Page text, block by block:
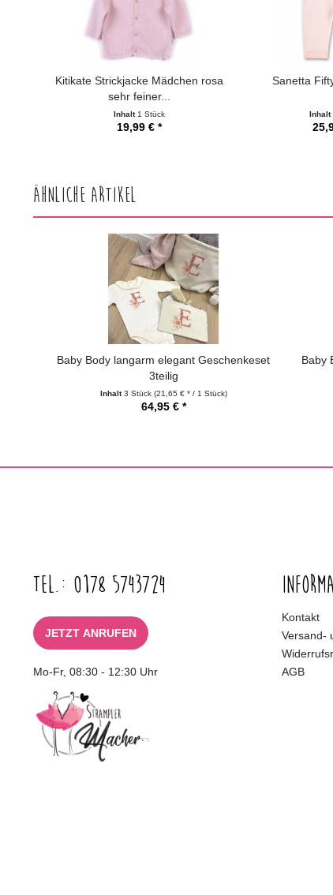
Kitikate Strickjacke Mädchen rosa
sehr feiner...
Inhalt 1 Stück
19,99 € *
Sanetta
Inhalt
Ähnliche Artikel
Baby Body langarm elegant Geschenkeset
3teilig
Inhalt3 Stück (21,65 € * / 1 Stück)
64,95 € *
Baby
Tel.: 0178 5743724
JETZT ANRUFEN
Mo-Fr, 08:30 - 12:30 Uhr
Kontakt
Versand-
AGB